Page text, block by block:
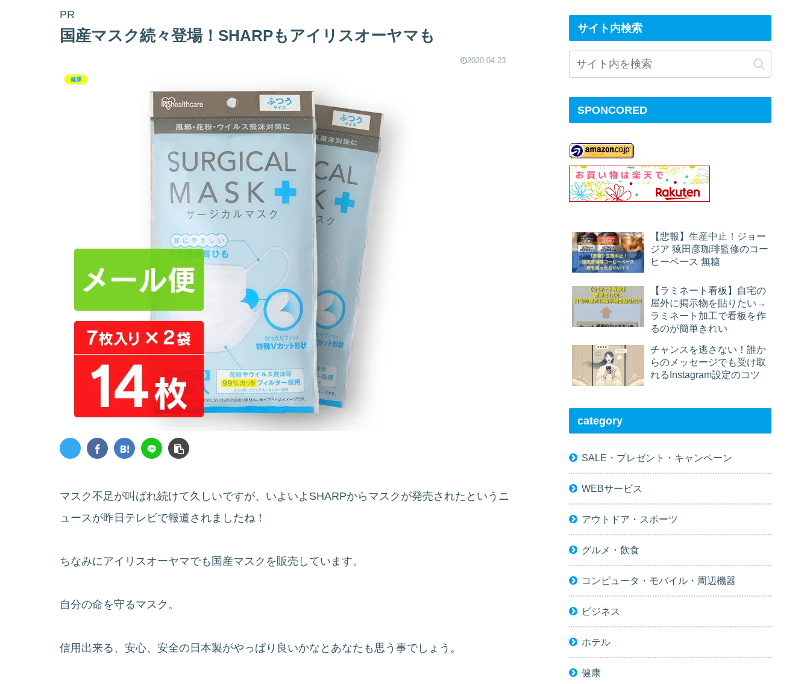
PR
国産マスク続々登場！SHARPもアイリスオーヤマも
2020.04.23
健康
マスク不足が叫ばれ続けて久しいですが、いよいよSHARPからマスクが発売されたというニ
ュースが昨日テレビで報道されましたね！
ちなみにアイリスオーヤマでも国産マスクを販売しています。
自分の命を守るマスク。
信用出来る、安心、安全の日本製がやっぱり良いかなとあなたも思う事でしょう。
サイト内検索
SPONCORED
【悲報】生産中止！ジョー
ジア 猿田彦珈琲監修のコー
ヒーベース 無糖
【ラミネート看板】自宅の
屋外に掲示物を貼りたい→
ラミネート加工で看板を作
るのが簡単きれい
チャンスを逃さない！誰か
らのメッセージでも受け取
れるInstagram設定のコツ
category
SALE・プレゼント・キャンペーン
WEBサービス
アウトドア・スポーツ
グルメ・飲食
コンピュータ・モバイル・周辺機器
ビジネス
ホテル
健康